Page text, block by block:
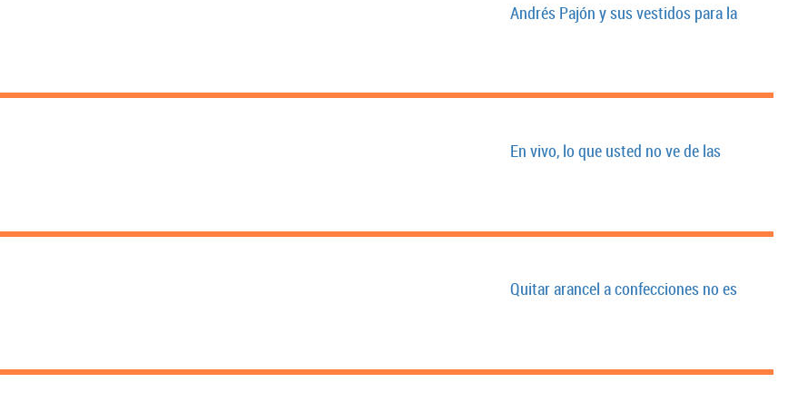
Andrés Pajón y sus vestidos para la
En vivo, lo que usted no ve de las
Quitar arancel a confecciones no es